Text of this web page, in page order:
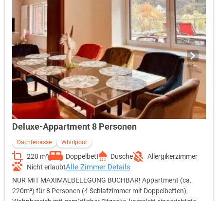
• Wellnesstasche mit Saunatuch & Slipper gg. Kaution Hinweis
zur Zimmerbelegung: Kinderbetten (0-2 Jahre Aufpreis 15,- € pro
Nacht) Hinweis zur Zimmerreinigung: KEINE tägliche
Zimmerreinigung! • Auf Wunsch pro Reinigung 50,- € (inkl.
Boden, Bad, Handtuchwechsel, Küche) • Auf Wunsch pro
Reinigung 70,- € (zzgl. inkl. Bettwäschewechsel)
Deluxe-Appartment 8 Personen
Dachterrasse Whirlpool
220 m² Doppelbett Dusche
Allergikerzimmer
Nicht erlaubtAlle Zimmer Details
NUR MIT MAXIMALBELEGUNG BUCHBAR! Appartment (ca.
220m²) für 8 Personen (4 Schlafzimmer mit Doppelbetten),